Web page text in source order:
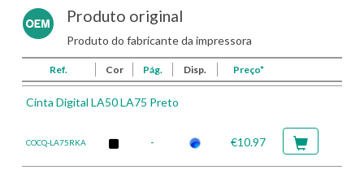
Produto original
Produto do fabricante da impressora
Ref. Cor Pág. Disp. Preço*
Cinta Digital LA50 LA75 Preto
COCQ-LA75RKA - €10.97